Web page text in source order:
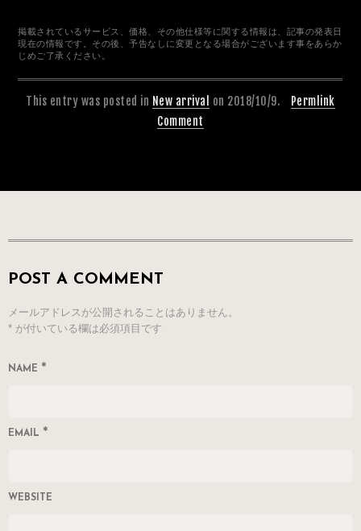
掲載されているサービス、価格、その他仕様等に関する情報は、記事の発表日
現在の情報です。その後、予告なしに変更となる場合がございます事をあらか
じめご了承ください。
This entry was posted in New arrival on 2018/10/9.
Permlink
Comment
POST A COMMENT
メールアドレスが公開されることはありません。
* が付いている欄は必須項目です
NAME *
EMAIL *
WEBSITE